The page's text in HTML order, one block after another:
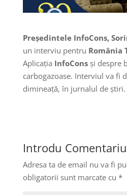
Președintele InfoCons,
un interviu pentru România
Aplicația InfoConsși despre
carbogazoase. Interviul va fi
dimineață, în jurnalul de știri.
Introdu Comentariu
Adresa ta de email nu va fi
obligatorii sunt marcate cu *